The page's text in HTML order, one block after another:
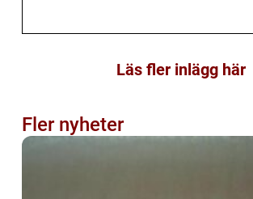
Läs fler inlägg här
Fler nyheter